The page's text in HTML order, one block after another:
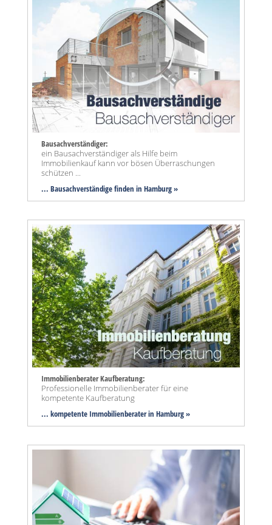
Bausachverständiger:
ein Bausachverständiger als Hilfe beim
Immobilienkauf kann vor bösen Überraschungen
schützen ...
... Bausachverständige finden in Hamburg »
Immobilienberater Kaufberatung:
Professionelle Immobilienberater für eine
kompetente Kaufberatung
... kompetente Immobilienberater in Hamburg »